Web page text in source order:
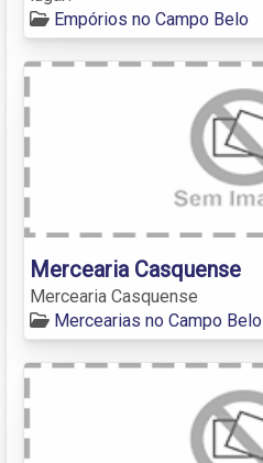
Empórios no Campo Belo
Mercearia Casquense
Mercearia Casquense
Mercearias no Campo Belo